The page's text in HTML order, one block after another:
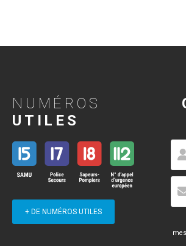
NUMÉROS
UTILES
+ DE NUMÉROS UTILES